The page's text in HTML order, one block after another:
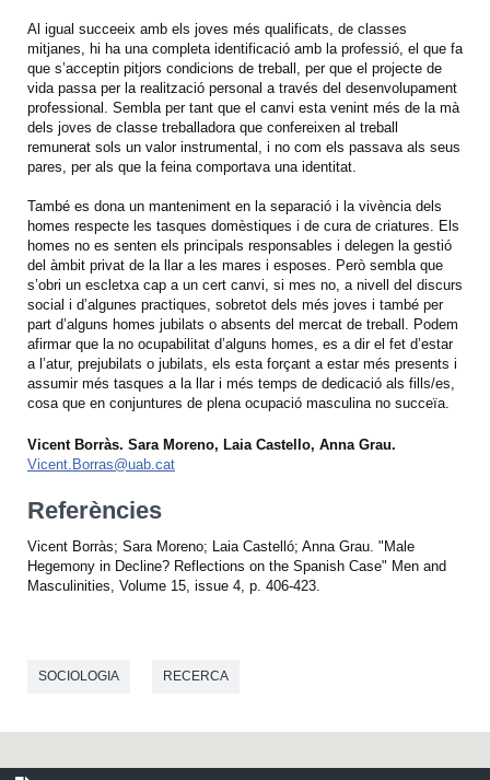
Al igual succeeix amb els joves més qualificats, de classes
mitjanes, hi ha una completa identificació amb la professió, el que fa
que s’acceptin pitjors condicions de treball, per que el projecte de
vida passa per la realització personal a través del desenvolupament
professional. Sembla per tant que el canvi esta venint més de la mà
dels joves de classe treballadora que confereixen al treball
remunerat sols un valor instrumental, i no com els passava als seus
pares, per als que la feina comportava una identitat.
També es dona un manteniment en la separació i la vivència dels
homes respecte les tasques domèstiques i de cura de criatures. Els
homes no es senten els principals responsables i delegen la gestió
del àmbit privat de la llar a les mares i esposes. Però sembla que
s’obri un escletxa cap a un cert canvi, si mes no, a nivell del discurs
social i d’algunes practiques, sobretot dels més joves i també per
part d’alguns homes jubilats o absents del mercat de treball. Podem
afirmar que la no ocupabilitat d’alguns homes, es a dir el fet d’estar
a l’atur, prejubilats o jubilats, els esta forçant a estar més presents i
assumir més tasques a la llar i més temps de dedicació als fills/es,
cosa que en conjuntures de plena ocupació masculina no succeïa.
Vicent Borràs. Sara Moreno, Laia Castello, Anna Grau.
Vicent.Borras@uab.cat
Referències
Vicent Borràs; Sara Moreno; Laia Castelló; Anna Grau. "Male
Hegemony in Decline? Reflections on the Spanish Case" Men and
Masculinities, Volume 15, issue 4, p. 406-423.
SOCIOLOGIA RECERCA